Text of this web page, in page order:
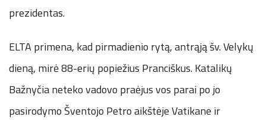
prezidentas.
ELTA primena, kad pirmadienio rytą, antrąją šv. Velykų
dieną, mirė 88-erių popiežius Pranciškus. Katalikų
Bažnyčia neteko vadovo praėjus vos parai po jo
pasirodymo Šventojo Petro aikštėje Vatikane ir